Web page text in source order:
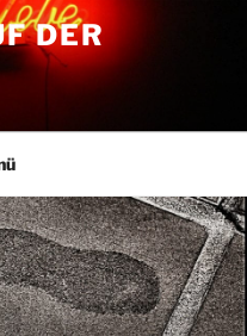
DER